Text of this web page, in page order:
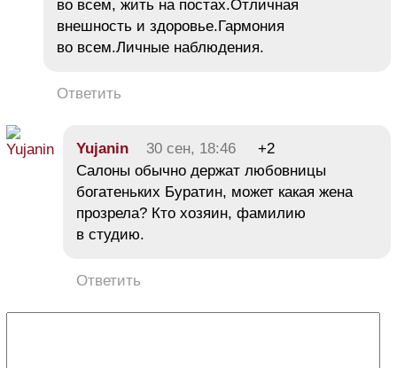
во всем, жить на постах.Отличная
внешность и здоровье.Гармония
во всем.Личные наблюдения.
Ответить
Yujanin 30 сен, 18:46
+2
Салоны обычно держат любовницы
богатеньких Буратин, может какая жена
прозрела? Кто хозяин, фамилию
в студию.
Ответить